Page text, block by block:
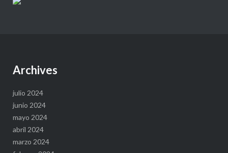
Archives
julio 2024
junio 2024
mayo 2024
abril 2024
marzo 2024